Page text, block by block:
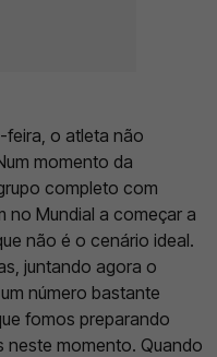
feira, o atleta não
momento da
completo com
no Mundial a começar a
não é o cenário ideal.
juntando agora o
número bastante
fomos preparando
neste momento. Quando